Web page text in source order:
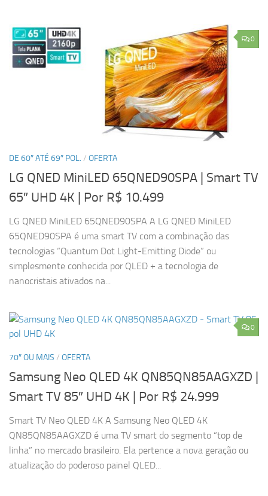
0
DE 60″ ATÉ 69″ POL. / OFERTA
LG QNED MiniLED 65QNED90SPA | Smart TV
65″ UHD 4K | Por R$ 10.499
LG QNED MiniLED 65QNED90SPA A LG QNED MiniLED
65QNED90SPA é uma smart TV com a combinação das
tecnologias “Quantum Dot Light-Emitting Diode” ou
simplesmente conhecida por QLED + a tecnologia de
nanocristais ativados na...
0
70″ OU MAIS / OFERTA
Samsung Neo QLED 4K QN85QN85AAGXZD |
Smart TV 85″ UHD 4K | Por R$ 24.999
Smart TV Neo QLED 4K A Samsung Neo QLED 4K
QN85QN85AAGXZD é uma TV smart do segmento “top de
linha” no mercado brasileiro. Ela pertence a nova geração ou
atualização do poderoso painel QLED...